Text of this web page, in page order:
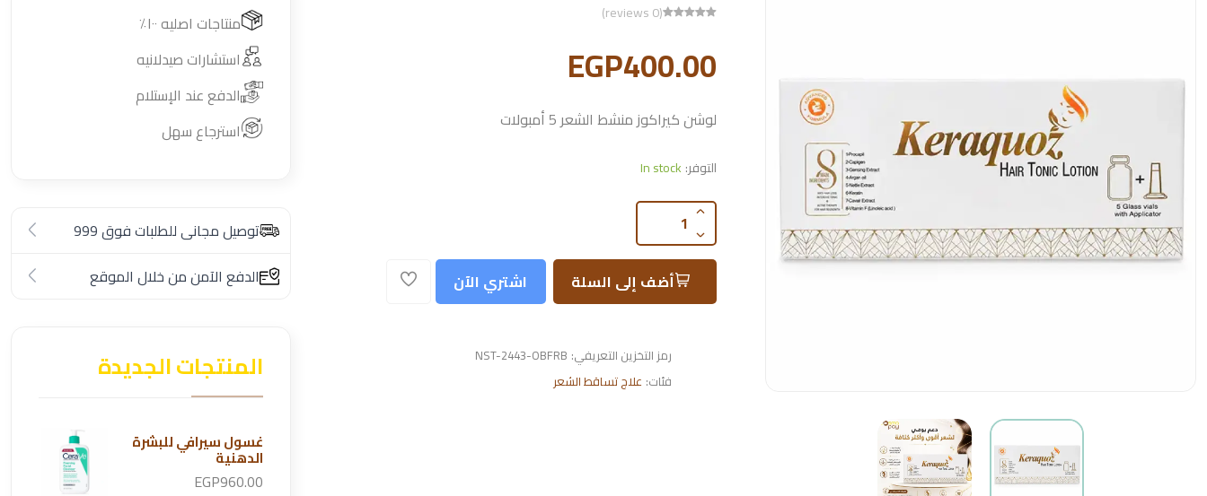
(0 reviews)
EGP400.00
لوشن كيراكوز منشط الشعر 5 أمبولات
التوفر: In stock
أضف إلى السلة اشتري الآن
رمز التخزين التعريفي: NST-2443-OBFRB
فئات: علاج تساقط الشعر
منتاجات اصليه ١٠٠٪؜
استشارات صيدلانيه
الدفع عند الإستلام
استرجاع سهل
توصيل مجانى للطلبات فوق 999
الدفع الآمن من خلال الموقع
المنتجات الجديدة
غسول سيرافي للبشرة
الدهنية
EGP960.00